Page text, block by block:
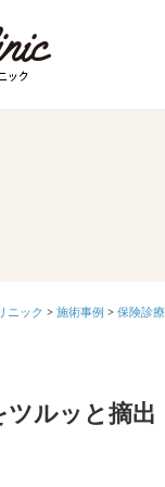
ニック > 施術事例 > 保険診療
ツルッと摘出